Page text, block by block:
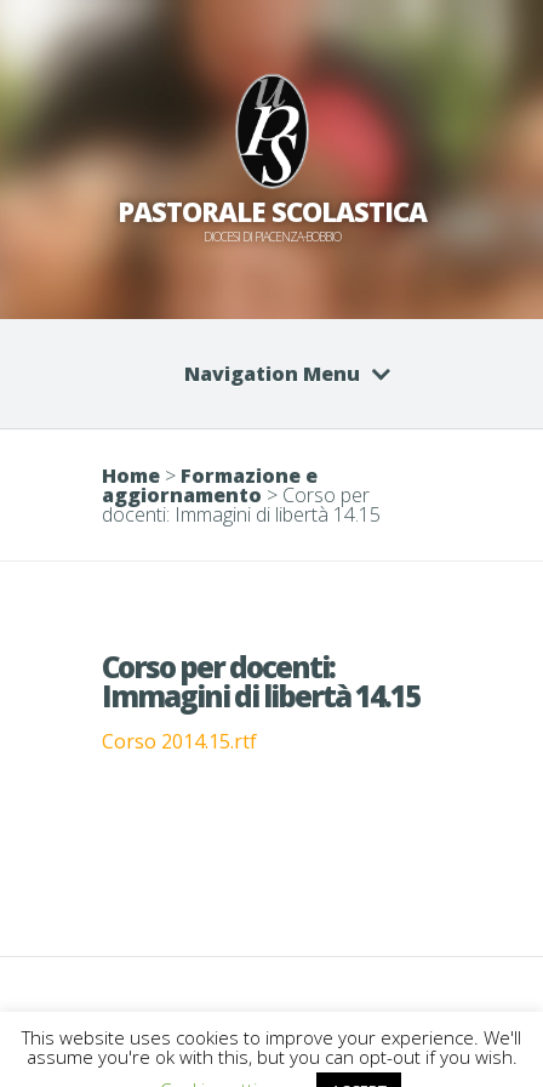
PASTORALE SCOLASTICA
DIOCESI DI PIACENZA-BOBBIO
Navigation Menu
Home > Formazione e
aggiornamento > Corso per
docenti: Immagini di libertà 14.15
Corso per docenti:
Immagini di libertà 14.15
Corso 2014.15.rtf
Designed by Elegant Themes|
Powered byWordPress
This website uses cookies to improve your experience. We'll
assume you're ok with this, but you can opt-out if you wish.